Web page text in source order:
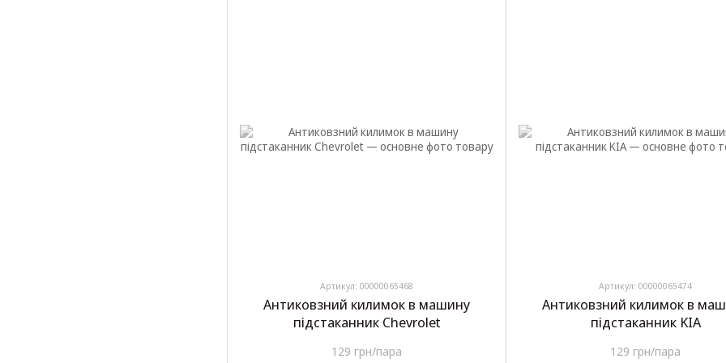
Артикул: 00000065468
Антиковзний килимок в машину
підстаканник Chevrolet
129 грн/пара
Артикул: 00000065474
Антиковзний килимок в
підстаканник KIA
129 грн/пара